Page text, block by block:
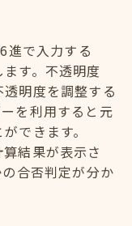
進で入力する
す。不透明度
透明度を調整する
を利用すると元
できます。
結果が表示さ
合否判定が分か